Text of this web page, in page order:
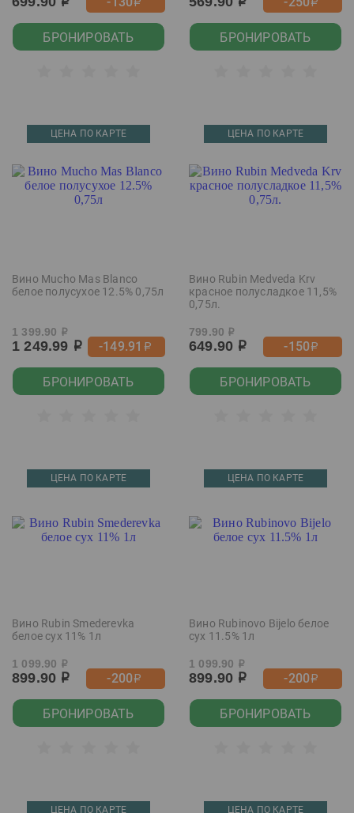
р
БРОНИРОВАТЬ
р
БРОНИРОВАТЬ
ЦЕНА ПО КАРТЕ
Вино Mucho Mas Blanco
белое полусухое 12.5% 0,75л
1 399.90 р
1 249.99 р -149.91 р
БРОНИРОВАТЬ
ЦЕНА ПО КАРТЕ
Вино Rubin Medveda Krv
красное полусладкое 11,5%
0,75л.
799.90 р
649.90 р -150р
БРОНИРОВАТЬ
ЦЕНА ПО КАРТЕ
Вино Rubin Smederevka
белое сух 11% 1л
1 099.90 р
899.90 р -200р
БРОНИРОВАТЬ
ЦЕНА ПО КАРТЕ
Вино Rubinovo Bijelo белое
сух 11.5% 1л
1 099.90 р
899.90 р -200р
БРОНИРОВАТЬ
ЦЕНА ПО КАРТЕ ЦЕНА ПО КАРТЕ